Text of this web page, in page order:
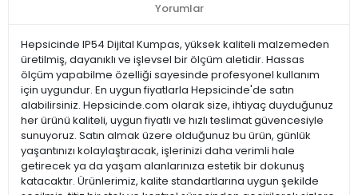
Yorumlar
Hepsicinde IP54 Dijital Kumpas, yüksek kaliteli malzemeden
üretilmiş, dayanıklı ve işlevsel bir ölçüm aletidir. Hassas
ölçüm yapabilme özelliği sayesinde profesyonel kullanım
için uygundur. En uygun fiyatlarla Hepsicinde'de satın
alabilirsiniz. Hepsicinde.com olarak size, ihtiyaç duyduğunuz
her ürünü kaliteli, uygun fiyatlı ve hızlı teslimat güvencesiyle
sunuyoruz. Satın almak üzere olduğunuz bu ürün, günlük
yaşantınızı kolaylaştıracak, işlerinizi daha verimli hale
getirecek ya da yaşam alanlarınıza estetik bir dokunuş
katacaktır. Ürünlerimiz, kalite standartlarına uygun şekilde